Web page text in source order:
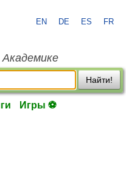
EN DE ES FR
Академике
Найти!
Игры ⚽